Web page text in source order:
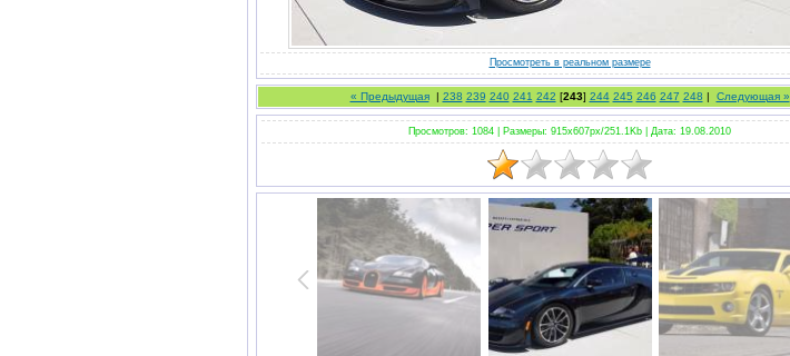
Просмотреть в реальном размере
« Предыдущая| 238 239 240 241 242 [243] 244 245 246 247 248 | Следующая »
Просмотров: 1084 | Размеры: 915x607px/251.1Kb | Дата: 19.08.2010